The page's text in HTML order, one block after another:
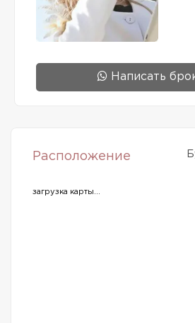
Написать
Расположение
загрузка карты...